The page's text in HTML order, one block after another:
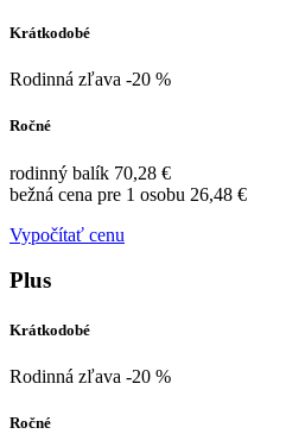
Krátkodobé
Rodinná zľava -20 %
Ročné
rodinný balík 70,28 €
bežná cena pre 1 osobu 26,48 €
Vypočítať cenu
Plus
Krátkodobé
Rodinná zľava -20 %
Ročné